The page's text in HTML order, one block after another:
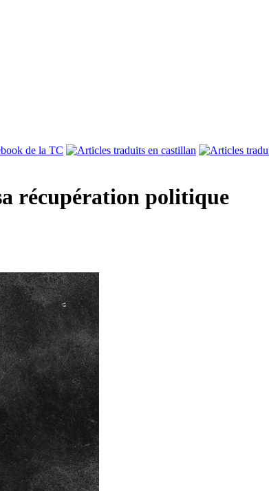
récupération politique